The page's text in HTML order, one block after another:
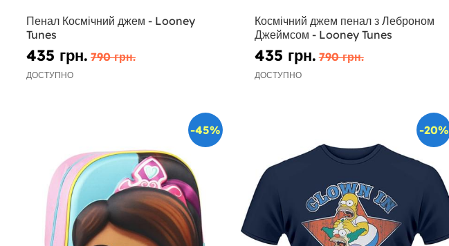
Пенал Космічний джем - Looney
Tunes
435 грн. 790 грн.
ДОСТУПНО
Космічний джем пенал з Леброном
Джеймсом - Looney Tunes
435 грн. 790 грн.
ДОСТУПНО
-45% -20%